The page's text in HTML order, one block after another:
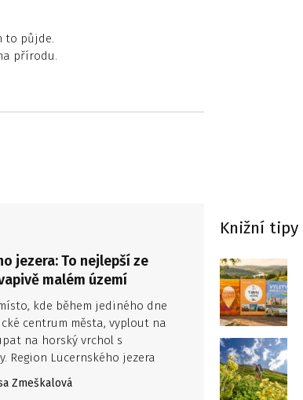
to půjde.
přírodu.
jezera: To nejlepší ze
malém území
kde během jediného dne
centrum města, vyplout na
na horský vrchol s
Region Lucernského jezera
scenérie, prvotřídní
nezapomenutelných zážitků –
Zmeškalová
Knižní tipy